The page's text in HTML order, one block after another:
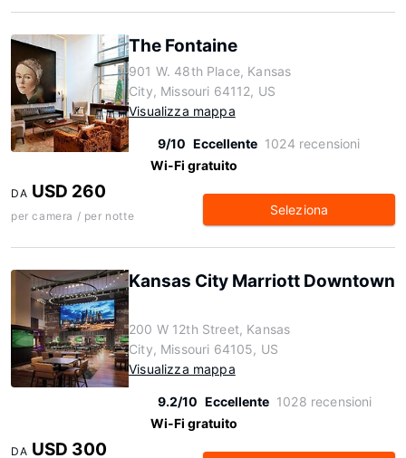
The Fontaine
901 W. 48th Place, Kansas
City, Missouri 64112, US
Visualizza mappa
9/10 Eccellente 1024 recensioni
Wi-Fi gratuito
DA USD 260
per camera / per notte Seleziona
Kansas City Marriott Downtown
200 W 12th Street, Kansas
City, Missouri 64105, US
Visualizza mappa
9.2/10 Eccellente 1028 recensioni
Wi-Fi gratuito
DA USD 300